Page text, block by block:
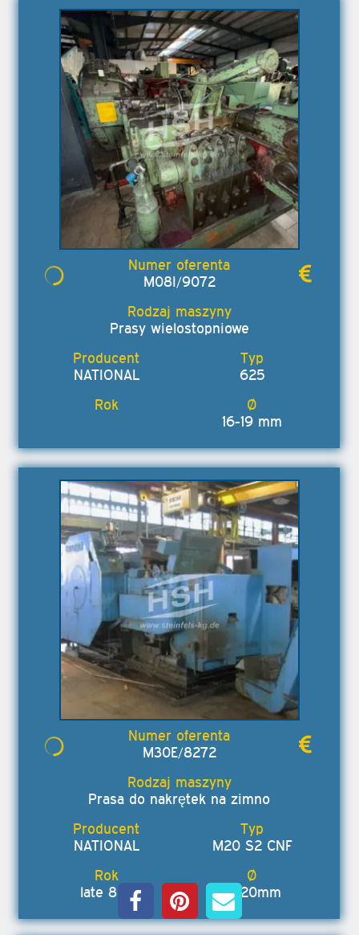
M08I/9072
Prasy wielostopniowe
NATIONAL 625
16-19 mm
M30E/8272
Prasa do nakrętek na zimno
NATIONAL M20 S2 CNF
late 80s 12-20mm